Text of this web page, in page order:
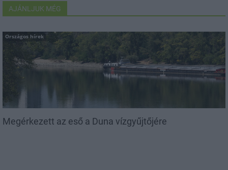
AJÁNLJUK MÉG
Országos hírek
Megérkezett az eső a Duna vízgyűjtőjére